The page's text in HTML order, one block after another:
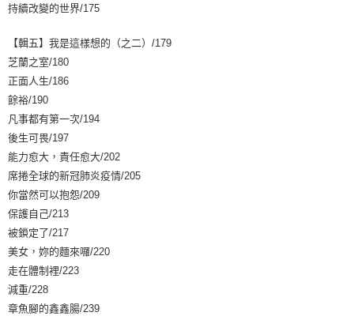
持續改變的世界/175
【輯五】我是這樣想的（之二）/179
芝蘭之室/180
正面人生/186
餘裕/190
凡事都有第一次/194
後生可畏/197
能力愈大，責任愈大/202
席捲全球的新冠肺炎疫情/205
你當然可以抱怨/209
保護自己/213
被鎖定了/217
美女，妳的麵來囉/220
走在體制裡/223
減重/228
章魚腳的鑫鑫腸/239